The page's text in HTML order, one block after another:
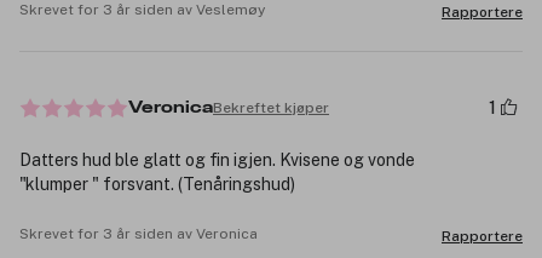
Skrevet for 3 år siden av Veslemøy Rapportere
VeronicaBekreftet kjøper 1
Datters hud ble glatt og fin igjen. Kvisene og vonde
"klumper " forsvant. (Tenåringshud)
Skrevet for 3 år siden av Veronica Rapportere